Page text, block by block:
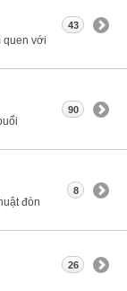
quen với
43
90
đòn
8
26